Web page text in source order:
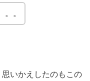
。
いかえしたのもこの